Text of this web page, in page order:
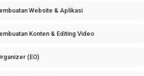
Website & Aplikasi
Konten & Editing Video
(EO)